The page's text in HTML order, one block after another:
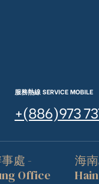
服務熱線 SERVICE MOBILE
+(886)973
處 -
Office
海